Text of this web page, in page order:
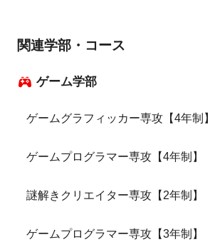
関連学部・コース
ゲーム学部
ゲームグラフィッカー専攻【4年制】
ゲームプログラマー専攻【4年制】
謎解きクリエイター専攻【2年制】
ゲームプログラマー専攻【3年制】